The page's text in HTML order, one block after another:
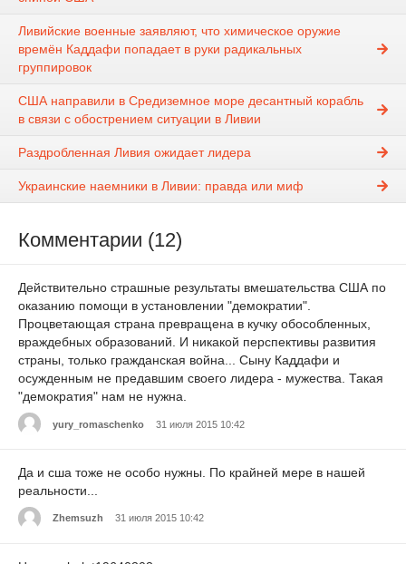
Ливийские военные заявляют, что химическое оружие
времён Каддафи попадает в руки радикальных
группировок
США направили в Средиземное море десантный корабль
в связи с обострением ситуации в Ливии
Раздробленная Ливия ожидает лидера
Украинские наемники в Ливии: правда или миф
Комментарии (12)
Действительно страшные результаты вмешательства США по
оказанию помощи в установлении "демократии".
Процветающая страна превращена в кучку обособленных,
враждебных образований. И никакой перспективы развития
страны, только гражданская война... Сыну Каддафи и
осужденным не предавшим своего лидера - мужества. Такая
"демократия" нам не нужна.
yury_romaschenko 31 июля 2015 10:42
Да и сша тоже не особо нужны. По крайней мере в нашей
реальности...
Zhemsuzh 31 июля 2015 10:42